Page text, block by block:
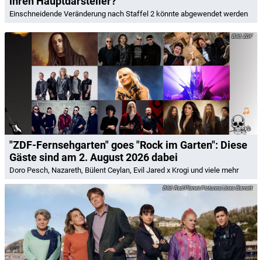
Einschneidende Veränderung nach Staffel 2 könnte abgewendet werden
ZDF
"ZDF-Fernsehgarten" goes "Rock im Garten": Diese
Gäste sind am 2. August 2026 dabei
Doro Pesch, Nazareth, Bülent Ceylan, Evil Jared x Krogi und viele mehr
Red Planet Pictures/Joss Barratt